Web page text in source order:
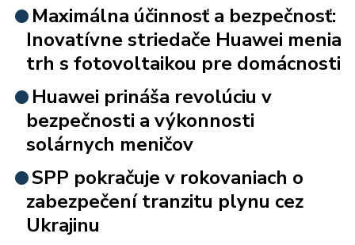
Maximálna účinnosť a bezpečnosť:
Inovatívne striedače Huawei menia
trh s fotovoltaikou pre domácnosti
Huawei prináša revolúciu v
bezpečnosti a výkonnosti
solárnych meničov
SPP pokračuje v rokovaniach o
zabezpečení tranzitu plynu cez
Ukrajinu